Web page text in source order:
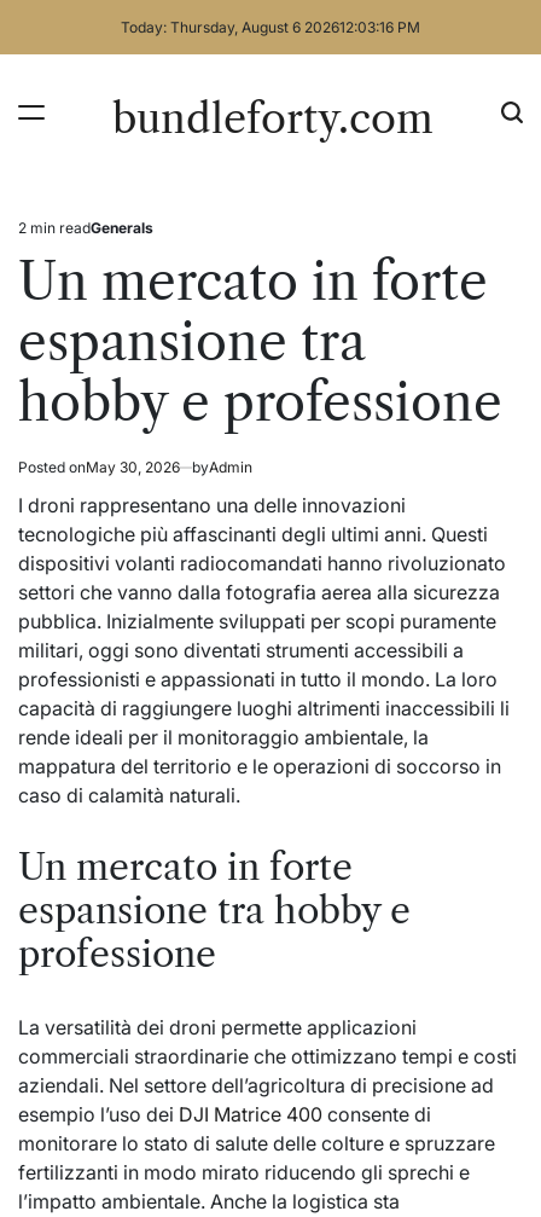
Today: Thursday, August 6 202612:03:16 PM
bundleforty.com
Estimated
read
2 min readPosted
Generals
Un mercato in forte
espansione tra
hobby e professione
Posted onMay 30, 2026 byAdmin
I droni rappresentano una delle innovazioni
tecnologiche più affascinanti degli ultimi anni. Questi
dispositivi volanti radiocomandati hanno rivoluzionato
settori che vanno dalla fotografia aerea alla sicurezza
pubblica. Inizialmente sviluppati per scopi puramente
militari, oggi sono diventati strumenti accessibili a
professionisti e appassionati in tutto il mondo. La loro
capacità di raggiungere luoghi altrimenti inaccessibili li
rende ideali per il monitoraggio ambientale, la
mappatura del territorio e le operazioni di soccorso in
caso di calamità naturali.
Un mercato in forte
espansione tra hobby e
professione
La versatilità dei droni permette applicazioni
commerciali straordinarie che ottimizzano tempi e costi
aziendali. Nel settore dell’agricoltura di precisione ad
esempio l’uso dei DJI Matrice 400 consente di
monitorare lo stato di salute delle colture e spruzzare
fertilizzanti in modo mirato riducendo gli sprechi e
l’impatto ambientale. Anche la logistica sta